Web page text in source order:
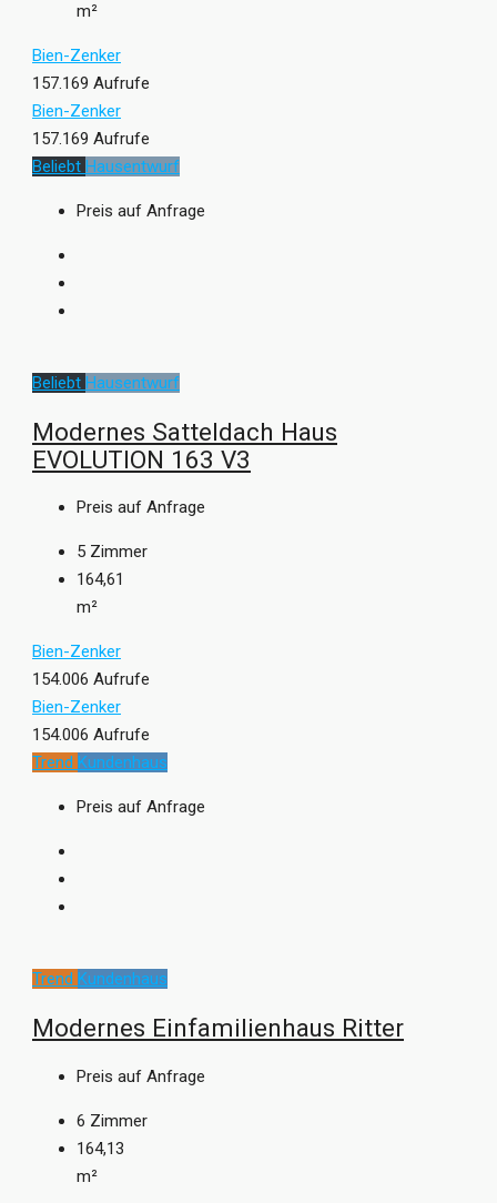
m²
Bien-Zenker
157.169 Aufrufe
Bien-Zenker
157.169 Aufrufe
Beliebt Hausentwurf
Preis auf Anfrage
Beliebt Hausentwurf
Modernes Satteldach Haus
EVOLUTION 163 V3
Preis auf Anfrage
5 Zimmer
164,61
m²
Bien-Zenker
154.006 Aufrufe
Bien-Zenker
154.006 Aufrufe
Trend Kundenhaus
Preis auf Anfrage
Trend Kundenhaus
Modernes Einfamilienhaus Ritter
Preis auf Anfrage
6 Zimmer
164,13
m²